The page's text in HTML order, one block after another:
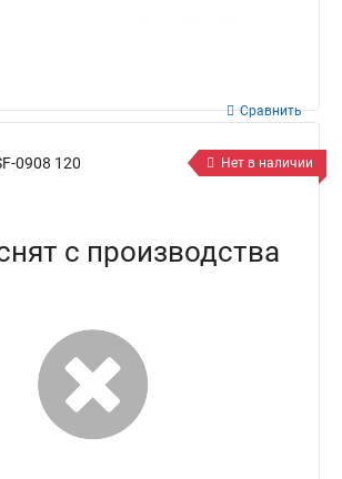
0908 120
Сравнить
Нет в наличии
с производства